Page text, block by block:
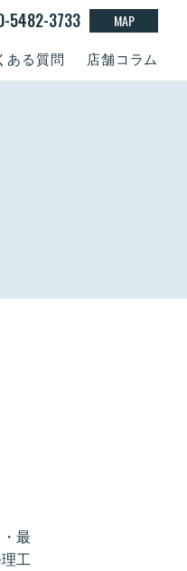
ある質問 店舗コラム
5482-3733 MAP
最
工